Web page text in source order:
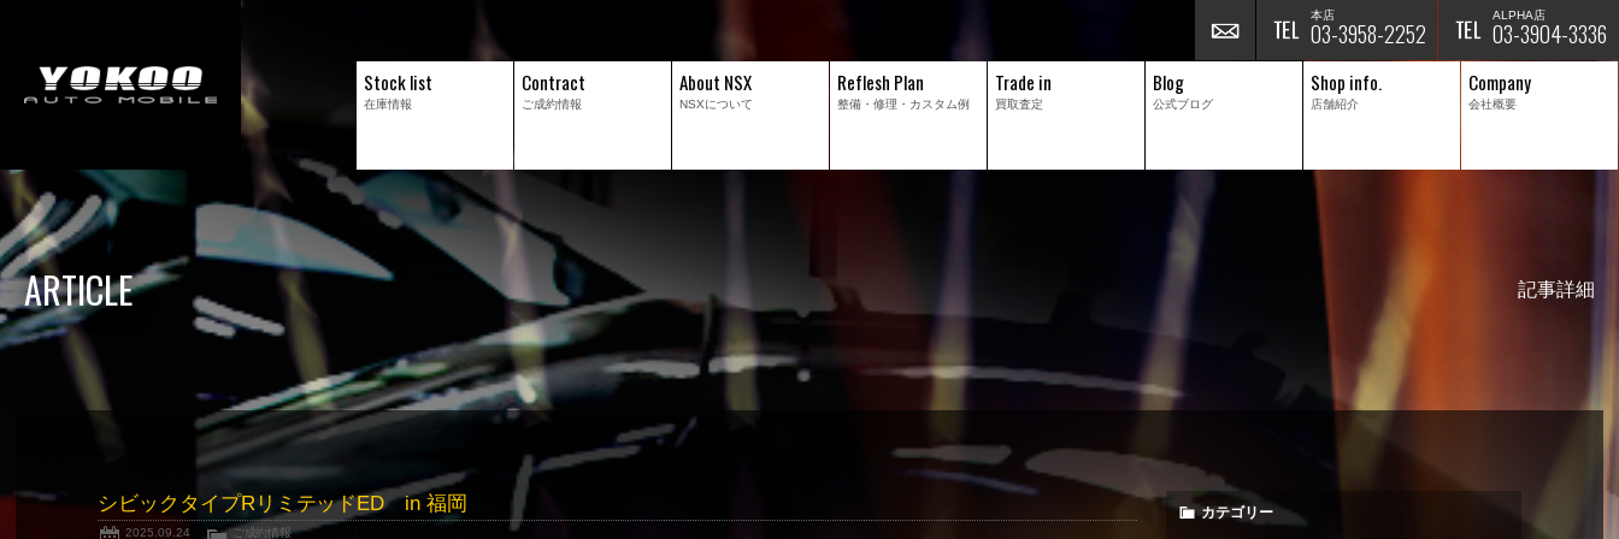
ALPHA店
03-3904-3336
本店
03-3958-2252
Stock list
在庫情報
Contract
ご成約情報
About NSX
NSXについて
Reflesh Plan
整備・修理・ カスタム例
Trade in
買取査定
Blog
公式ブログ
Shop info.
店舗紹介
Company
会社概要
ARTICLE 記事詳細
シビックタイプRリミテッドED in 福岡
2025.09.24 ご成約情報
カテゴリー